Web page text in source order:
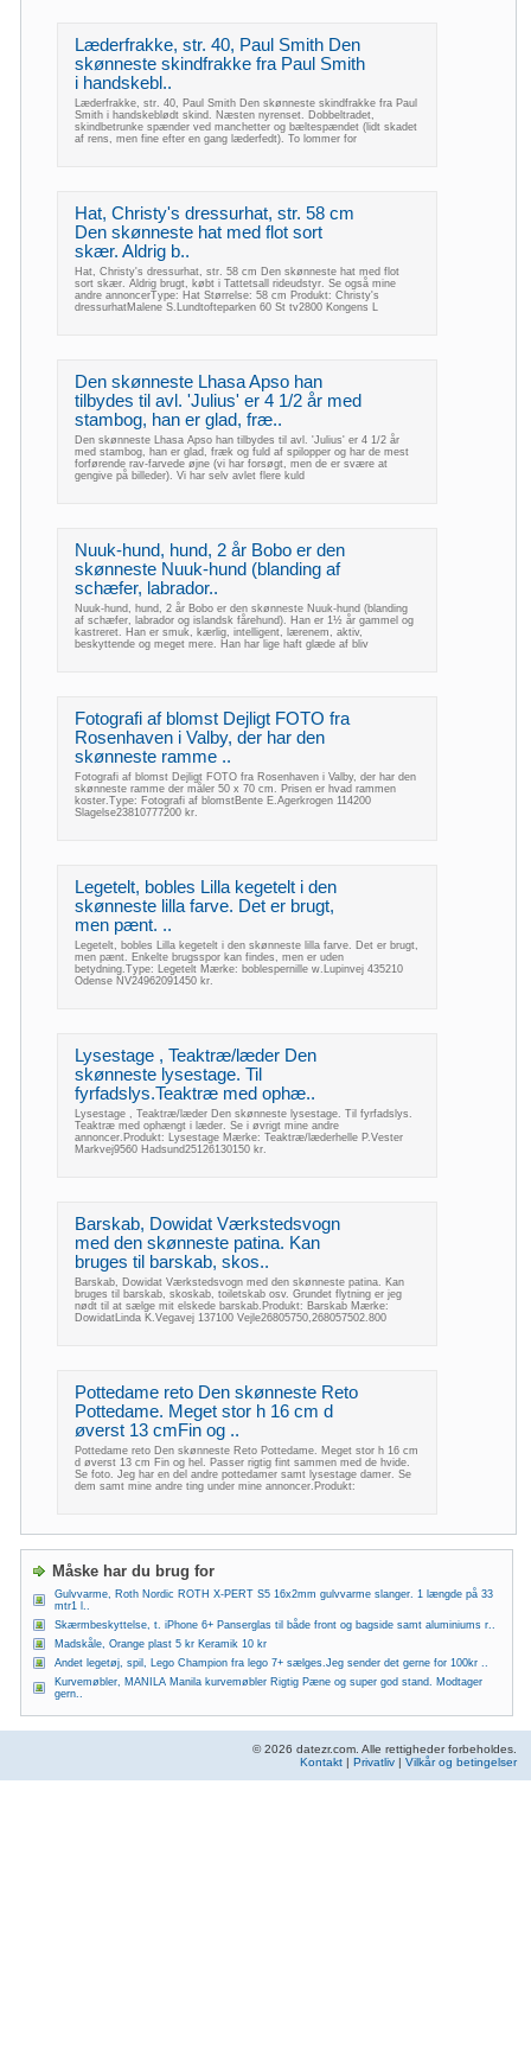
Læderfrakke, str. 40, Paul Smith Den
skønneste skindfrakke fra Paul Smith
i handskebl..
Læderfrakke, str. 40, Paul Smith Den skønneste skindfrakke fra Paul
Smith i handskeblødt skind. Næsten nyrenset. Dobbeltradet,
skindbetrunke spænder ved manchetter og bæltespændet (lidt skadet
af rens, men fine efter en gang læderfedt). To lommer for
Hat, Christy's dressurhat, str. 58 cm
Den skønneste hat med flot sort
skær. Aldrig b..
Hat, Christy's dressurhat, str. 58 cm Den skønneste hat med flot
sort skær. Aldrig brugt, købt i Tattetsall rideudstyr. Se også mine
andre annoncerType: Hat Størrelse: 58 cm Produkt: Christy's
dressurhatMalene S.Lundtofteparken 60 St tv2800 Kongens L
Den skønneste Lhasa Apso han
tilbydes til avl. 'Julius' er 4 1/2 år med
stambog, han er glad, fræ..
Den skønneste Lhasa Apso han tilbydes til avl. 'Julius' er 4 1/2 år
med stambog, han er glad, fræk og fuld af spilopper og har de mest
forførende rav-farvede øjne (vi har forsøgt, men de er svære at
gengive på billeder). Vi har selv avlet flere kuld
Nuuk-hund, hund, 2 år Bobo er den
skønneste Nuuk-hund (blanding af
schæfer, labrador..
Nuuk-hund, hund, 2 år Bobo er den skønneste Nuuk-hund (blanding
af schæfer, labrador og islandsk fårehund). Han er 1½ år gammel og
kastreret. Han er smuk, kærlig, intelligent, lærenem, aktiv,
beskyttende og meget mere. Han har lige haft glæde af bliv
Fotografi af blomst Dejligt FOTO fra
Rosenhaven i Valby, der har den
skønneste ramme ..
Fotografi af blomst Dejligt FOTO fra Rosenhaven i Valby, der har den
skønneste ramme der måler 50 x 70 cm. Prisen er hvad rammen
koster.Type: Fotografi af blomstBente E.Agerkrogen 114200
Slagelse23810777200 kr.
Legetelt, bobles Lilla kegetelt i den
skønneste lilla farve. Det er brugt,
men pænt. ..
Legetelt, bobles Lilla kegetelt i den skønneste lilla farve. Det er brugt,
men pænt. Enkelte brugsspor kan findes, men er uden
betydning.Type: Legetelt Mærke: boblespernille w.Lupinvej 435210
Odense NV24962091450 kr.
Lysestage , Teaktræ/læder Den
skønneste lysestage. Til
fyrfadslys.Teaktræ med ophæ..
Lysestage , Teaktræ/læder Den skønneste lysestage. Til fyrfadslys.
Teaktræ med ophængt i læder. Se i øvrigt mine andre
annoncer.Produkt: Lysestage Mærke: Teaktræ/læderhelle P.Vester
Markvej9560 Hadsund25126130150 kr.
Barskab, Dowidat Værkstedsvogn
med den skønneste patina. Kan
bruges til barskab, skos..
Barskab, Dowidat Værkstedsvogn med den skønneste patina. Kan
bruges til barskab, skoskab, toiletskab osv. Grundet flytning er jeg
nødt til at sælge mit elskede barskab.Produkt: Barskab Mærke:
DowidatLinda K.Vegavej 137100 Vejle26805750,268057502.800
Pottedame reto Den skønneste Reto
Pottedame. Meget stor h 16 cm d
øverst 13 cmFin og ..
Pottedame reto Den skønneste Reto Pottedame. Meget stor h 16 cm
d øverst 13 cm Fin og hel. Passer rigtig fint sammen med de hvide.
Se foto. Jeg har en del andre pottedamer samt lysestage damer. Se
dem samt mine andre ting under mine annoncer.Produkt:
Måske har du brug for
Gulvvarme, Roth Nordic ROTH X-PERT S5 16x2mm gulvvarme slanger. 1 længde på 33
mtr1 l..
Skærmbeskyttelse, t. iPhone 6+ Panserglas til både front og bagside samt aluminiums r..
Madskåle, Orange plast 5 kr Keramik 10 kr
Andet legetøj, spil, Lego Champion fra lego 7+ sælges.Jeg sender det gerne for 100kr ..
Kurvemøbler, MANILA Manila kurvemøbler Rigtig Pæne og super god stand. Modtager
gern..
© 2026 datezr.com. Alle rettigheder forbeholdes.
Kontakt | Privatliv | Vilkår og betingelser